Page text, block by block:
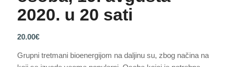
2020. u 20 sati
20.00€
Grupni tretmani bioenergijom na daljinu su, zbog načina na